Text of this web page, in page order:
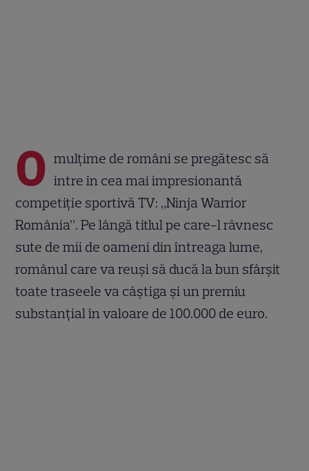
O mulțime de români se pregătesc să
intre în cea mai impresionantă
competiție sportivă TV: „Ninja Warrior
România”. Pe lângă titlul pe care-l râvnesc
sute de mii de oameni din întreaga lume,
românul care va reuși să ducă la bun sfârșit
toate traseele va câștiga și un premiu
substanțial în valoare de 100.000 de euro.